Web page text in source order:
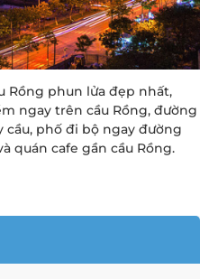
Rồng phun lửa đẹp nhất,
ngay trên cầu Rồng, đường
cầu, phố đi bộ ngay đường
quán cafe gần cầu Rồng.